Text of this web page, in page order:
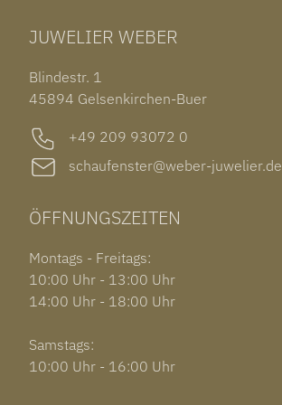
OHRSCHMUCK
OUT OF COLLECTION
ROLEX SUBMARINER DATE
GARMIN VENU 3S
JUWELIER WEBER
Blindestr. 1
45894 Gelsenkirchen-Buer
+49 209 93072 0
schaufenster@weber-juwelier.de
ÖFFNUNGSZEITEN
Montags - Freitags:
10:00 Uhr - 13:00 Uhr
14:00 Uhr - 18:00 Uhr
Samstags:
10:00 Uhr - 16:00 Uhr